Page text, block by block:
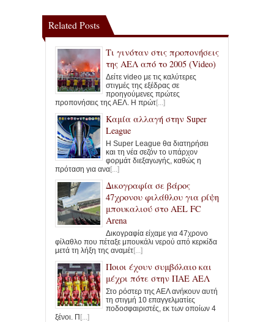
Related Posts
Τι γινόταν στις προπονήσεις
της ΑΕΛ από το 2005 (Video)
Δείτε video με τις καλύτερες
στιγμές της εξέδρας σε
προηγούμενες πρώτες
προπονήσεις της ΑΕΛ. Η πρώτ[...]
Καμία αλλαγή στην Super
League
Η Super League θα διατηρήσει
και τη νέα σεζόν το υπάρχον
φορμάτ διεξαγωγής, καθώς η
πρόταση για ανα[...]
Δικογραφία σε βάρος
47χρονου φιλάθλου για ρίψη
μπουκαλιού στο AEL FC
Arena
Δικογραφία είχαμε για 47χρονο
φίλαθλο που πέταξε μπουκάλι νερού από κερκίδα
μετά τη λήξη της αναμέτ[...]
Ποιοι έχουν συμβόλαιο και
μέχρι πότε στην ΠΑΕ ΑΕΛ
Στο ρόστερ της ΑΕΛ ανήκουν αυτή
τη στιγμή 10 επαγγελματίες
ποδοσφαιριστές, εκ των οποίων 4
ξένοι. Π [...]